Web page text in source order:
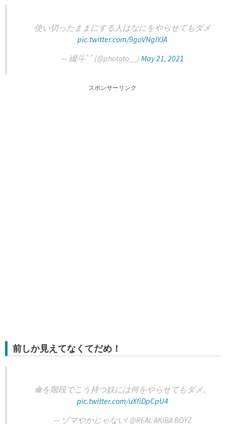
使い切ったままにする人はなにをやらせてもダメ
pic.twitter.com/9goVNgIYJA
— 綴斗ﾟﾟ (@phototo__) May 21, 2021
スポンサーリンク
前しか見えてなくてだめ！
傘を階段でこう持つ奴には何をやらせてもダメ。
pic.twitter.com/uXfiDpCpU4
— ゾマやかじゃない! @REAL AKIBA BOYZ